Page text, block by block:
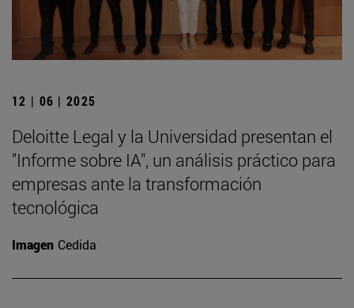
12 | 06 | 2025
Deloitte Legal y la Universidad presentan el
"Informe sobre IA", un análisis práctico para
empresas ante la transformación
tecnológica
Imagen Cedida